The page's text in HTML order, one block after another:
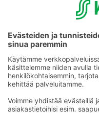
S-ostoslista -sovellus
Prisma.fi
Sokos.fi
S-Pankki
Yhteishyvä
Sokos Hotels
Raflaamo